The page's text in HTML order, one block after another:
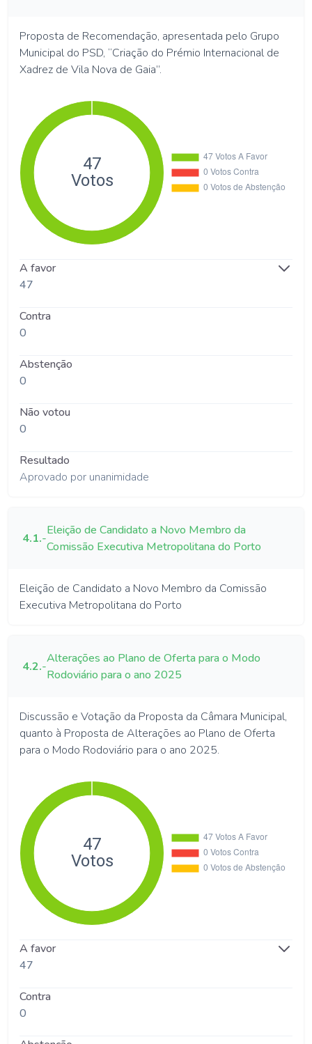
Proposta de Recomendação, apresentada pelo Grupo
Municipal do PSD, “Criação do Prémio Internacional de
Xadrez de Vila Nova de Gaia”.
A favor
47
Contra
0
Abstenção
0
Não votou
0
Resultado
Aprovado por unanimidade
4.1.-
Eleição de Candidato a Novo Membro da
Comissão Executiva Metropolitana do Porto
Eleição de Candidato a Novo Membro da Comissão
Executiva Metropolitana do Porto
4.2.-
Alterações ao Plano de Oferta para o Modo
Rodoviário para o ano 2025
Discussão e Votação da Proposta da Câmara Municipal,
quanto à Proposta de Alterações ao Plano de Oferta
para o Modo Rodoviário para o ano 2025.
A favor
47
Contra
0